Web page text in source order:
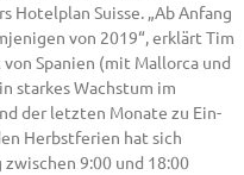
Hotelplan Suisse. „Ab Anfang
von 2019“, erklärt Tim
Spanien (mit Mallorca und
starkes Wachstum im
der letzten Monate zu Ein-
Herbstferien hat sich
9:00 und 18:00